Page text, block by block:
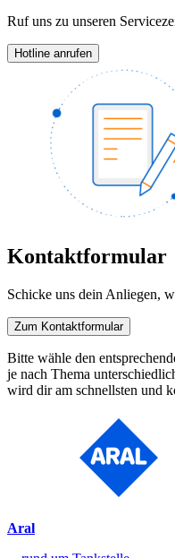
Ruf uns zu unseren
Hotline anrufen
Kontaktformular
Schicke uns dein Anliegen,
Zum Kontaktformular
Bitte wähle den
je nach Thema
wird dir am schnellsten und
Aral